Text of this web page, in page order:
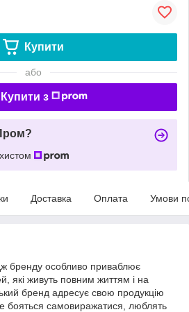
Купити
або
Купити з
Доставка Оплата Умови
бренду особливо приваблює
які живуть повним життям і на
бренд адресує свою продукцію
бояться самовиражатися, люблять